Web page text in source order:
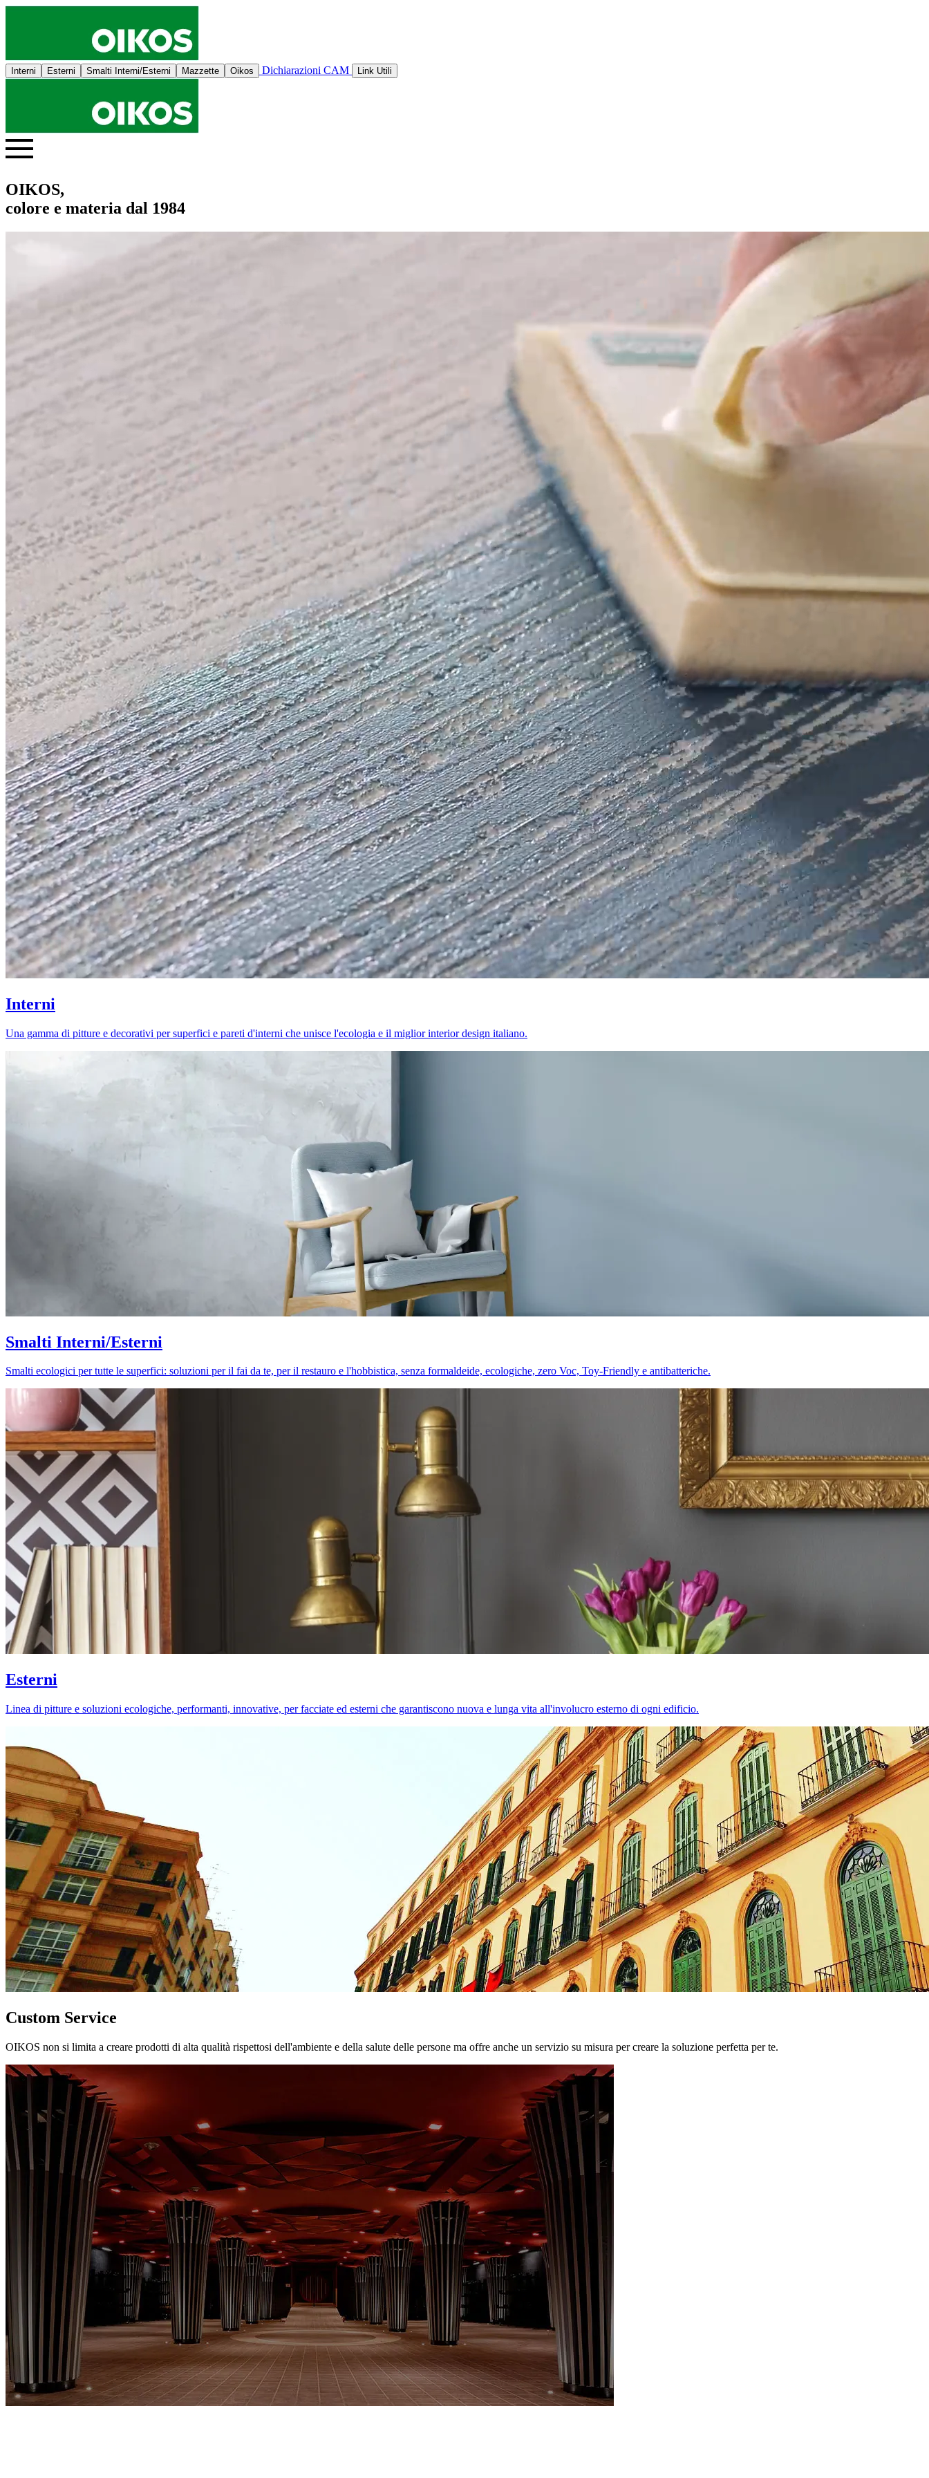
Interni Esterni Smalti Interni/Esterni Mazzette Oikos Dichiarazioni CAM Link Utili
OIKOS,
colore e materia dal 1984
Interni
Una gamma di pitture e decorativi per superfici e pareti d'interni che unisce l'ecologia e il miglior interior design italiano.
Smalti Interni/Esterni
Smalti ecologici per tutte le superfici: soluzioni per il fai da te, per il restauro e l'hobbistica, senza formaldeide, ecologiche, zero Voc, Toy-Friendly e antibatteriche.
Esterni
Linea di pitture e soluzioni ecologiche, performanti, innovative, per facciate ed esterni che garantiscono nuova e lunga vita all'involucro esterno di ogni edificio.
Custom Service
OIKOS non si limita a creare prodotti di alta qualità rispettosi dell'ambiente e della salute delle persone ma offre anche un servizio su misura per creare la soluzione perfetta per te.